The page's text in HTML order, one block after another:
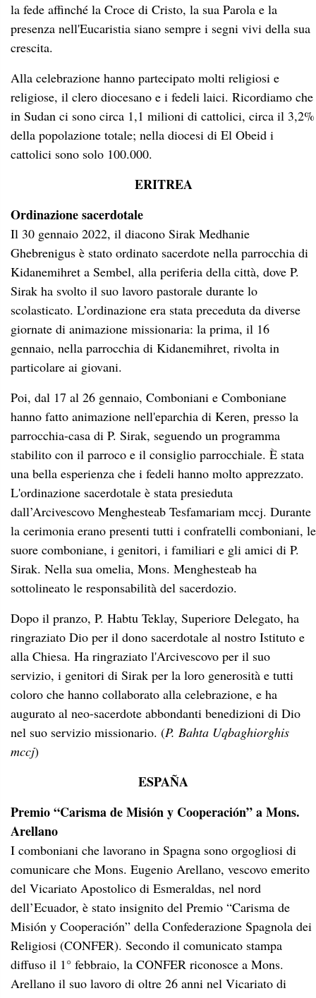
la fede affinché la Croce di Cristo, la sua Parola e la
presenza nell'Eucaristia siano sempre i segni vivi della sua
crescita.
Alla celebrazione hanno partecipato molti religiosi e
religiose, il clero diocesano e i fedeli laici. Ricordiamo che
in Sudan ci sono circa 1,1 milioni di cattolici, circa il 3,2%
della popolazione totale; nella diocesi di El Obeid i
cattolici sono solo 100.000.
ERITREA
Ordinazione sacerdotale
Il 30 gennaio 2022, il diacono Sirak Medhanie
Ghebrenigus è stato ordinato sacerdote nella parrocchia di
Kidanemihret a Sembel, alla periferia della città, dove P.
Sirak ha svolto il suo lavoro pastorale durante lo
scolasticato. L’ordinazione era stata preceduta da diverse
giornate di animazione missionaria: la prima, il 16
gennaio, nella parrocchia di Kidanemihret, rivolta in
particolare ai giovani.
Poi, dal 17 al 26 gennaio, Comboniani e Comboniane
hanno fatto animazione nell'eparchia di Keren, presso la
parrocchia-casa di P. Sirak, seguendo un programma
stabilito con il parroco e il consiglio parrocchiale. È stata
una bella esperienza che i fedeli hanno molto apprezzato.
L'ordinazione sacerdotale è stata presieduta
dall’Arcivescovo Menghesteab Tesfamariam mccj. Durante
la cerimonia erano presenti tutti i confratelli comboniani, le
suore comboniane, i genitori, i familiari e gli amici di P.
Sirak. Nella sua omelia, Mons. Menghesteab ha
sottolineato le responsabilità del sacerdozio.
Dopo il pranzo, P. Habtu Teklay, Superiore Delegato, ha
ringraziato Dio per il dono sacerdotale al nostro Istituto e
alla Chiesa. Ha ringraziato l'Arcivescovo per il suo
servizio, i genitori di Sirak per la loro generosità e tutti
coloro che hanno collaborato alla celebrazione, e ha
augurato al neo-sacerdote abbondanti benedizioni di Dio
nel suo servizio missionario. (P. Bahta Uqbaghiorghis
mccj)
ESPAÑA
Premio “Carisma de Misión y Cooperación” a Mons.
Arellano
I comboniani che lavorano in Spagna sono orgogliosi di
comunicare che Mons. Eugenio Arellano, vescovo emerito
del Vicariato Apostolico di Esmeraldas, nel nord
dell’Ecuador, è stato insignito del Premio “Carisma de
Misión y Cooperación” della Confederazione Spagnola dei
Religiosi (CONFER). Secondo il comunicato stampa
diffuso il 1° febbraio, la CONFER riconosce a Mons.
Arellano il suo lavoro di oltre 26 anni nel Vicariato di